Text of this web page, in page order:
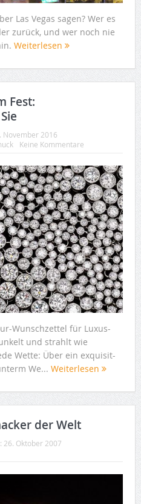
Las Vegas sagen? Wer es
zurück, und wer noch nie
Weiterlesen
Fest:
November 2016
Keine Kommentare
Wunschzettel für Luxus-
und strahlt wie
Wette: Über ein exquisit-
We... Weiterlesen
der Welt
26. Oktober 2007